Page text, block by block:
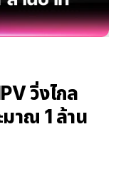
วิ่งไกล
มาณ 1 ล้าน